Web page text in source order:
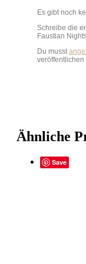
Es gibt noch
Schreibe die
Faustian
Du musst
Ähnliche
Save